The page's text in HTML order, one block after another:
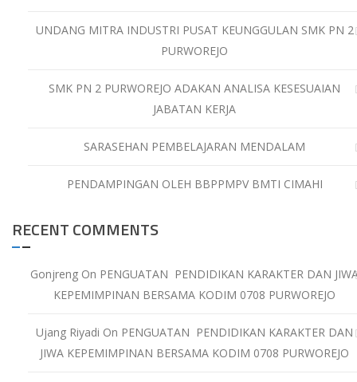
UNDANG MITRA INDUSTRI PUSAT KEUNGGULAN SMK PN 2
PURWOREJO
SMK PN 2 PURWOREJO ADAKAN ANALISA KESESUAIAN
JABATAN KERJA
SARASEHAN PEMBELAJARAN MENDALAM
PENDAMPINGAN OLEH BBPPMPV BMTI CIMAHI
RECENT COMMENTS
Gonjreng On PENGUATAN PENDIDIKAN KARAKTER DAN
KEPEMIMPINAN BERSAMA KODIM 0708 PURWOREJO
Ujang Riyadi On PENGUATAN PENDIDIKAN KARAKTER DAN
JIWA KEPEMIMPINAN BERSAMA KODIM 0708 PURWOREJO